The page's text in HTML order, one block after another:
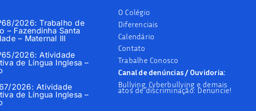
2026: Trabalho de
– Fazendinha Santa
– Maternal III
2026: Atividade
de Língua Inglesa –
2026: Atividade
de Língua Inglesa –
O Colégio
Diferenciais
Calendário
Contato
Trabalhe Conosco
Canal de denúncias / Ouvidoria:
Bullying, Cyberbullying e demais
atos de discriminação: Denuncie!